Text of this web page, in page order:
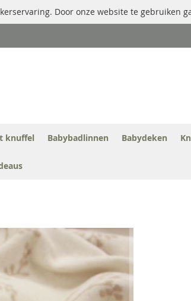
Door onze website te gebruiken
knuffel Babybadlinnen Babydeken